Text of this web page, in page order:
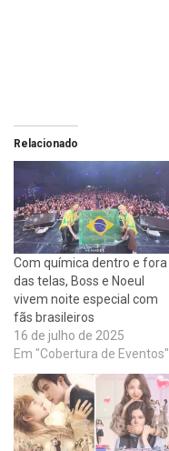
Relacionado
Com química dentro e fora
das telas, Boss e Noeul
vivem noite especial com
fãs brasileiros
16 de julho de 2025
Em "Cobertura de Eventos"